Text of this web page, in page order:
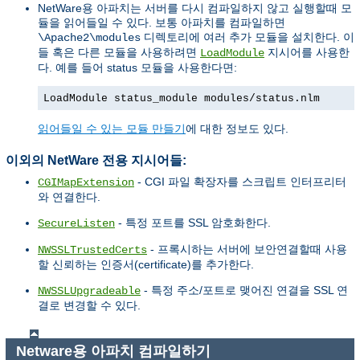
NetWare용 아파치는 서버를 다시 컴파일하지 않고 실행할때 모
듈을 읽어들일 수 있다. 보통 아파치를 컴파일하면
\Apache2\modules 디렉토리에 여러 추가 모듈을 설치한다. 이
들 혹은 다른 모듈을 사용하려면 LoadModule 지시어를 사용한
다. 예를 들어 status 모듈을 사용한다면:
LoadModule status_module modules/status.nlm
읽어들일 수 있는 모듈 만들기에 대한 정보도 있다.
이외의 NetWare 전용 지시어들:
CGIMapExtension - CGI 파일 확장자를 스크립트 인터프리터
와 연결한다.
SecureListen - 특정 포트를 SSL 암호화한다.
NWSSLTrustedCerts - 프록시하는 서버에 보안연결할때 사용
할 신뢰하는 인증서(certificate)를 추가한다.
NWSSLUpgradeable - 특정 주소/포트로 맺어진 연결을 SSL 연
결로 변경할 수 있다.
Netware용 아파치 컴파일하기